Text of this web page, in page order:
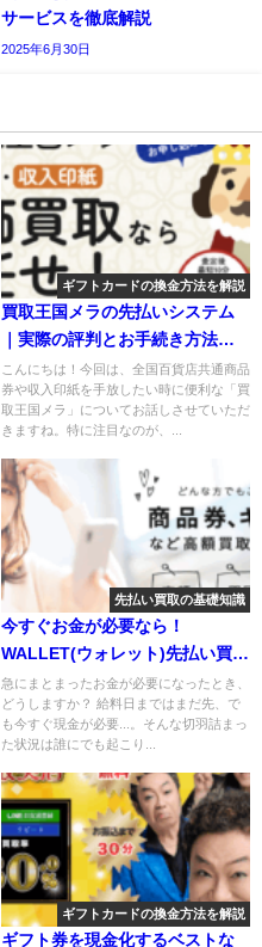
サービスを徹底解説
2025年6月30日
ギフトカードの換金方法を解説
買取王国メラの先払いシステム
｜実際の評判とお手続き方法を
ご紹介！
こんにちは！今回は、全国百貨店共通商品
券や収入印紙を手放したい時に便利な「買
取王国メラ」についてお話しさせていただ
きますね。特に注目なのが、...
先払い買取の基礎知識
今すぐお金が必要なら！
WALLET(ウォレット)先払い買取
の実態と使い方
急にまとまったお金が必要になったとき、
どうしますか？ 給料日まではまだ先、で
も今すぐ現金が必要...。そんな切羽詰まっ
た状況は誰にでも起こり...
ギフトカードの換金方法を解説
ギフト券を現金化するベストな